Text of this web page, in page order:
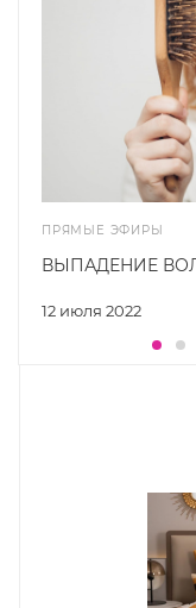
ПРЯМЫЕ ЭФИРЫ
12 июля 2022
ВЫПАДЕНИЕ